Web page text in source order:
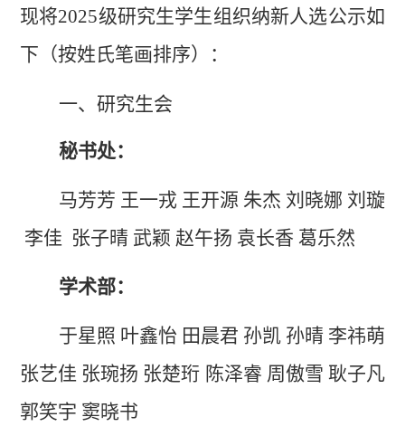
现将2025级研究生学生组织纳新人选公示如
下（按姓氏笔画排序）：
一、研究生会
秘书处：
马芳芳 王一戎 王开源 朱杰 刘晓娜 刘璇
李佳 张子晴 武颖 赵午扬 袁长香 葛乐然
学术部：
于星照 叶鑫怡 田晨君 孙凯 孙晴 李祎萌
张艺佳 张琬扬 张楚珩 陈泽睿 周傲雪 耿子凡
郭笑宇 窦晓书